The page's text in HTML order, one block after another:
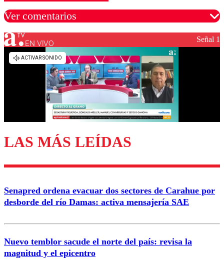
Ver comentarios
Los comentarios son moderados para garantizar un
diálogo respetuoso.
Enviar comentario
EN VIVO Señal 1
LAS MÁS LEÍDAS
Senapred ordena evacuar dos sectores de Carahue por
desborde del río Damas: activa mensajería SAE
Nuevo temblor sacude el norte del país: revisa la
magnitud y el epicentro